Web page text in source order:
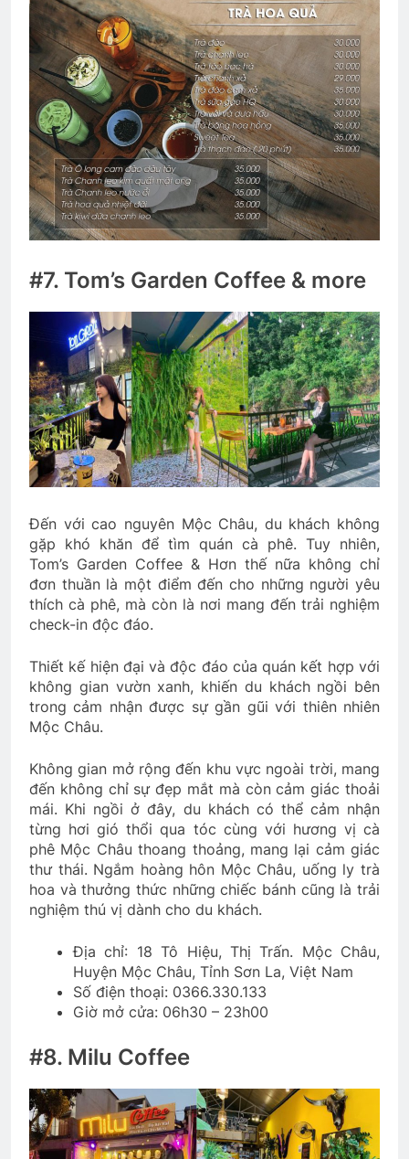
#7. Tom’s Garden Coffee & more
Đến với cao nguyên Mộc Châu, du khách không
gặp khó khăn để tìm quán cà phê. Tuy nhiên,
Tom’s Garden Coffee & Hơn thế nữa không chỉ
đơn thuần là một điểm đến cho những người yêu
thích cà phê, mà còn là nơi mang đến trải nghiệm
check-in độc đáo.
Thiết kế hiện đại và độc đáo của quán kết hợp với
không gian vườn xanh, khiến du khách ngồi bên
trong cảm nhận được sự gần gũi với thiên nhiên
Mộc Châu.
Không gian mở rộng đến khu vực ngoài trời, mang
đến không chỉ sự đẹp mắt mà còn cảm giác thoải
mái. Khi ngồi ở đây, du khách có thể cảm nhận
từng hơi gió thổi qua tóc cùng với hương vị cà
phê Mộc Châu thoang thoảng, mang lại cảm giác
thư thái. Ngắm hoàng hôn Mộc Châu, uống ly trà
hoa và thưởng thức những chiếc bánh cũng là trải
nghiệm thú vị dành cho du khách.
Địa chỉ: 18 Tô Hiệu, Thị Trấn. Mộc Châu,
Huyện Mộc Châu, Tỉnh Sơn La, Việt Nam
Số điện thoại: 0366.330.133
Giờ mở cửa: 06h30 – 23h00
#8. Milu Coffee